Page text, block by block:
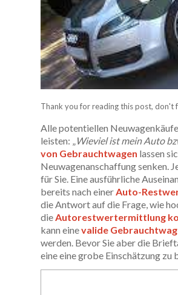
Thank you for reading this post, don't
Alle potentiellen
leisten: „
Wieviel ist mein Auto
von Gebrauchtwagen lassen
Neuwagenanschaffung senken.
für Sie. Eine ausführliche
bereits nach einer Auto-
die Antwort auf die Frage, wie
die Autorestwertermittlung
kann einevalide
werden. Bevor Sie aber die
eine eine grobe Einschätzung